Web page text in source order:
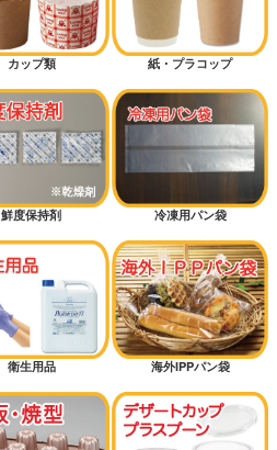
カップ類 紙・プラコップ
鮮度保持剤 冷凍用パン袋
衛生用品 海外IPPパン袋